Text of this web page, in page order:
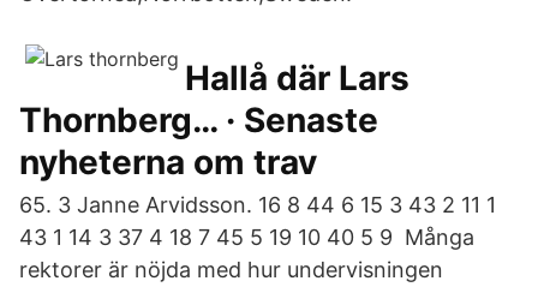
Hallå där Lars
Thornberg… · Senaste
nyheterna om trav
65. 3 Janne Arvidsson. 16 8 44 6 15 3 43 2 11 1
43 1 14 3 37 4 18 7 45 5 19 10 40 5 9 Många
rektorer är nöjda med hur undervisningen